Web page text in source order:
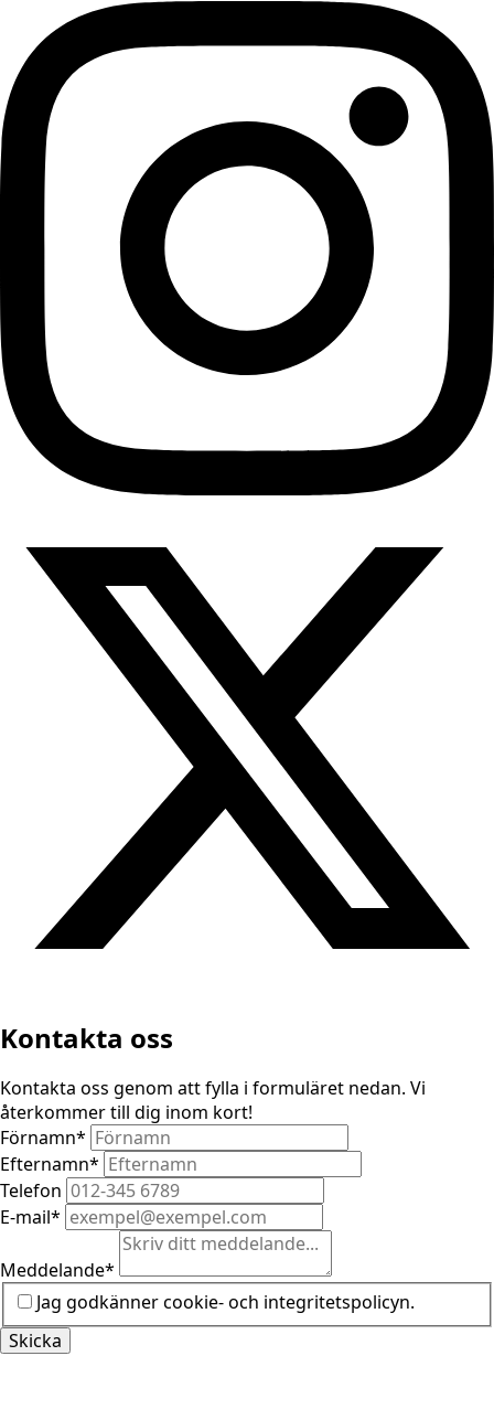
Kontakta oss
Kontakta oss genom att fylla i formuläret nedan. Vi
återkommer till dig inom kort!
Förnamn*
Efternamn*
Telefon
E-mail*
Meddelande*
Jag godkänner cookie- och integritetspolicyn.
Skicka